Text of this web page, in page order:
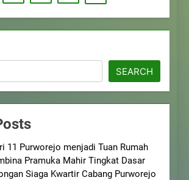
SEARCH
11 Purworejo menjadi Tuan Rumah
Pramuka Mahir Tingkat Dasar
Siaga Kwartir Cabang Purworejo